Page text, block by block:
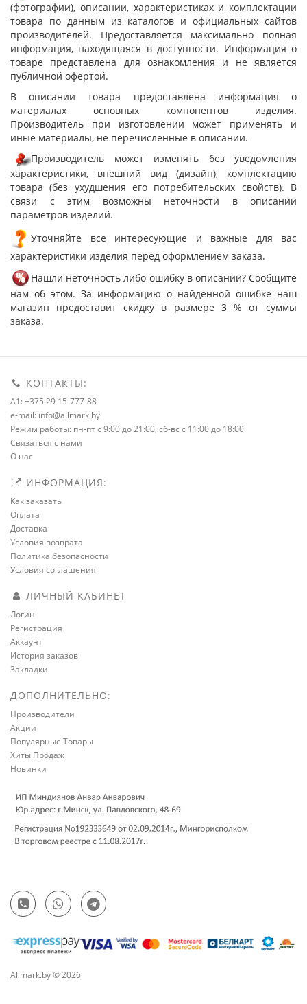
(фотографии), описании, характеристиках и комплектации
товара по данным из каталогов и официальных сайтов
производителей. Предоставляется максимально полная
информация, находящаяся в доступности. Информация о
товаре представлена для ознакомления и не является
публичной офертой.
В описании товара предоставлена информация о
материалах основных компонентов изделия.
Производитель при изготовлении может применять и
иные материалы, не перечисленные в описании.
Производитель может изменять без уведомления
характеристики, внешний вид (дизайн), комплектацию
товара (без ухудшения его потребительских свойств). В
связи с этим возможны неточности в описании
параметров изделий.
Уточняйте все интересующие и важные для вас
характеристики изделия перед оформлением заказа.
Нашли неточность либо ошибку в описании? Сообщите
нам об этом. За информацию о найденной ошибке наш
магазин предоставит скидку в размере 3 % от суммы
заказа.
КОНТАКТЫ:
A1: +375 29 15-777-88
e-mail: info@allmark.by
Режим работы: пн-пт с 9:00 до 21:00, сб-вс с 11:00 до 18:00
Связаться с нами
О нас
ИНФОРМАЦИЯ:
Как заказать
Оплата
Доставка
Условия возврата
Политика безопасности
Условия соглашения
ЛИЧНЫЙ КАБИНЕТ
Логин
Регистрация
Аккаунт
История заказов
Закладки
ДОПОЛНИТЕЛЬНО:
Производители
Акции
Популярные Товары
Хиты Продаж
Новинки
Allmark.by © 2026